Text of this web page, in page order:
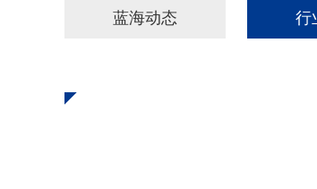
蓝海动态 行